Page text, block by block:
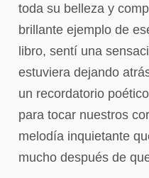
toda su belleza y
brillante ejemplo de
libro, sentí una
estuviera dejando
un recordatorio
para tocar nuestros
melodía inquietante
mucho después de